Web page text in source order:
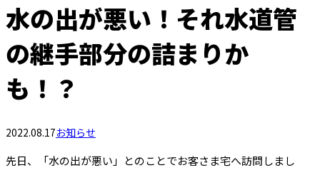
水の出が悪い！それ水道管
の継手部分の詰まりか
も！？
2022.08.17お知らせ
先日、「水の出が悪い」とのことでお客さま宅へ訪問しまし